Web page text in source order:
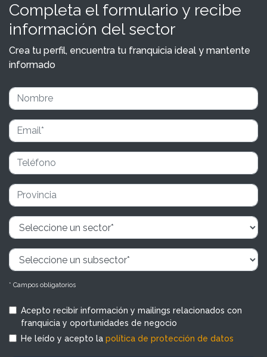
Completa el formulario y recibe
información del sector
Crea tu perfil, encuentra tu franquicia ideal y mantente
informado
* Campos obligatorios
Acepto recibir información y mailings relacionados con
franquicia y oportunidades de negocio
He leído y acepto la política de protección de datos